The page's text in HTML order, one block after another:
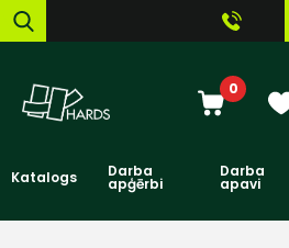
0
Katalogs Darba
apģērbi
Darba
apavi